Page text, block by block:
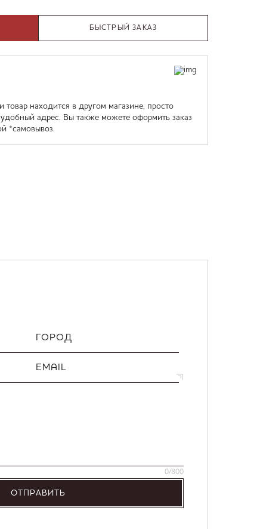
БЫСТРЫЙ ЗАКАЗ
находится в другом магазине, просто
адрес. Вы также можете оформить заказ
*самовывоз.
ГОРОД
EMAIL
0/800
ОТПРАВИТЬ